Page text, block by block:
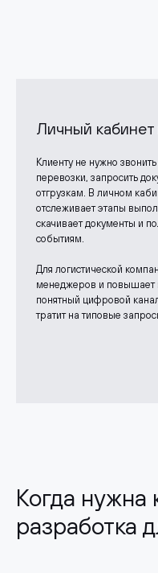
Личный кабинет
Клиенту не нужно
перевозки, запросить
отгрузкам. В личном
отслеживает этапы
скачивает документы и
событиям.
Для логистической
менеджеров и повышает
понятный цифровой
тратит на типовые
Когда нужна
разработка